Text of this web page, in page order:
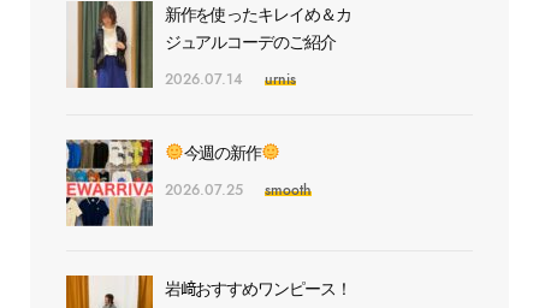
新作を使ったキレイめ＆カ
ジュアルコーデのご紹介
2026.07.14 urnis
今週の新作
2026.07.25 smooth
岩﨑おすすめワンピース！